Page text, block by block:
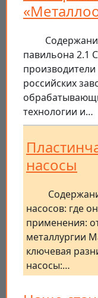
павильона 2.1
российских
технологии и…
насосы
насосов: где
применения:
металлургии
ключевая
насосы:…